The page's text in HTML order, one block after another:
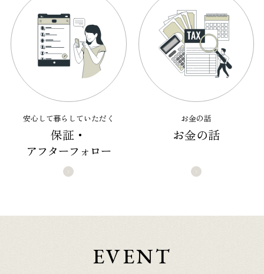
安心して暮らしていただく
保証・
アフターフォロー
お金の話
お金の話
EVENT